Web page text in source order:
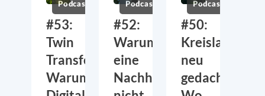
Podcast
#53:
Twin
Transformation:
Warum
Podcast
#52:
Warum
eine
Nachhaltigkeitsstrategie
Podcast
#50:
neu
gedacht: